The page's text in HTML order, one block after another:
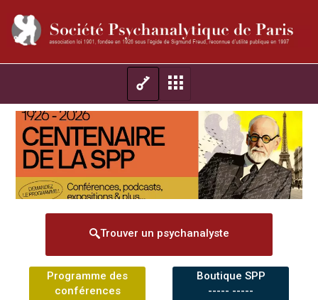
Trouver un psychanalyste
Programme des
conférences
Boutique SPP
----- -----